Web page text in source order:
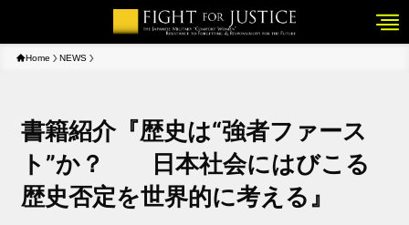
Home NEWS
書籍紹介『歴史は“強者ファース
ト”か？ 日本社会にはびこる
歴史否定を世界的に考える』